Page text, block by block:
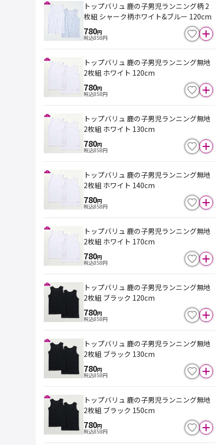
トップバリュ 鹿の子男児ランニング柄 2
枚組 シャーク柄ホワイト&ブルー 120cm
780円
税込858円
トップバリュ 鹿の子男児ランニング無地
2枚組 ホワイト 120cm
780円
税込858円
トップバリュ 鹿の子男児ランニング無地
2枚組 ホワイト 130cm
780円
税込858円
トップバリュ 鹿の子男児ランニング無地
2枚組 ホワイト 140cm
780円
税込858円
トップバリュ 鹿の子男児ランニング無地
2枚組 ホワイト 170cm
780円
税込858円
トップバリュ 鹿の子男児ランニング無地
2枚組 ブラック 120cm
780円
税込858円
トップバリュ 鹿の子男児ランニング無地
2枚組 ブラック 130cm
780円
税込858円
トップバリュ 鹿の子男児ランニング無地
2枚組 ブラック 150cm
780円
税込858円